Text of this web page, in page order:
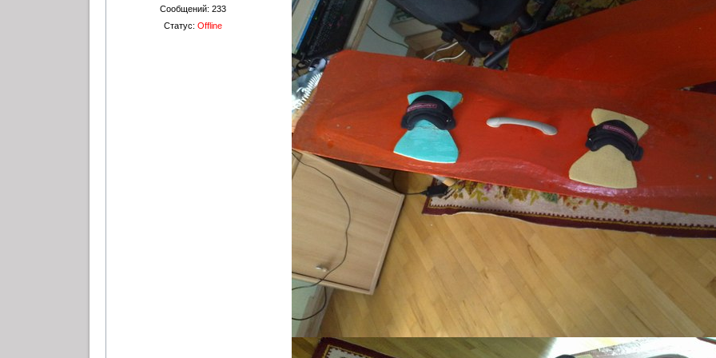
Сообщений: 233
Статус: Offline